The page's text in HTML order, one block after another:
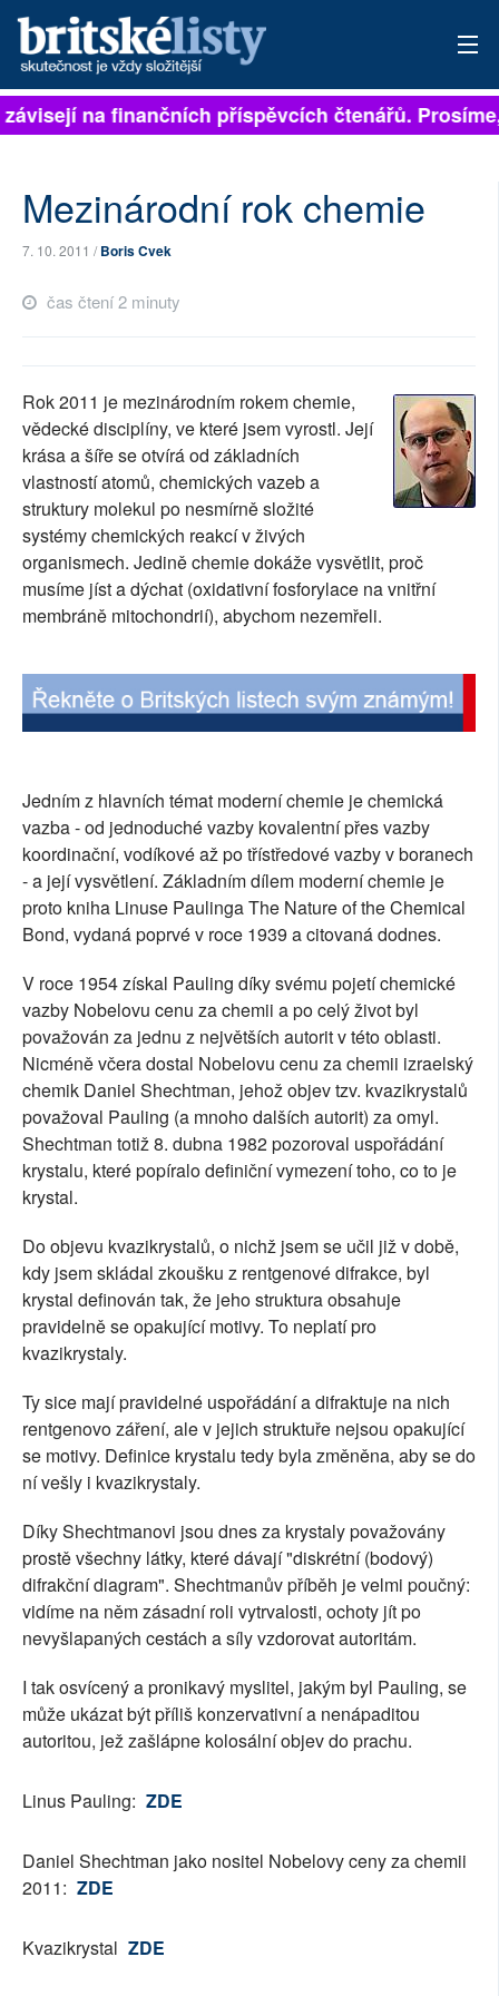
PŘIHLÁSIT
ARCHIV
AUTOŘI
PŘÍSPĚVKY NA PROVOZ
SOCIÁLNÍ SÍTĚ
RUBRIKY
PLNÁ VERZE STRÁNEK
na finančních příspěvcích čtenářů.
Mezinárodní rok chemie
7. 10. 2011 /Boris Cvek
čas čtení 2 minuty
Rok 2011 je mezinárodním rokem chemie,
vědecké disciplíny, ve které jsem vyrostl. Její
krása a šíře se otvírá od základních
vlastností atomů, chemických vazeb a
struktury molekul po nesmírně složité
systémy chemických reakcí v živých
organismech. Jedině chemie dokáže vysvětlit, proč
musíme jíst a dýchat (oxidativní fosforylace na vnitřní
membráně mitochondrií), abychom nezemřeli.
Jedním z hlavních témat moderní chemie je chemická
vazba - od jednoduché vazby kovalentní přes vazby
koordinační, vodíkové až po třístředové vazby v boranech
- a její vysvětlení. Základním dílem moderní chemie je
proto kniha Linuse Paulinga The Nature of the Chemical
Bond, vydaná poprvé v roce 1939 a citovaná dodnes.
V roce 1954 získal Pauling díky svému pojetí chemické
vazby Nobelovu cenu za chemii a po celý život byl
považován za jednu z největších autorit v této oblasti.
Nicméně včera dostal Nobelovu cenu za chemii izraelský
chemik Daniel Shechtman, jehož objev tzv. kvazikrystalů
považoval Pauling (a mnoho dalších autorit) za omyl.
Shechtman totiž 8. dubna 1982 pozoroval uspořádání
krystalu, které popíralo definiční vymezení toho, co to je
krystal.
Do objevu kvazikrystalů, o nichž jsem se učil již v době,
kdy jsem skládal zkoušku z rentgenové difrakce, byl
krystal definován tak, že jeho struktura obsahuje
pravidelně se opakující motivy. To neplatí pro
kvazikrystaly.
Ty sice mají pravidelné uspořádání a difraktuje na nich
rentgenovo záření, ale v jejich struktuře nejsou opakující
se motivy. Definice krystalu tedy byla změněna, aby se do
ní vešly i kvazikrystaly.
Díky Shechtmanovi jsou dnes za krystaly považovány
prostě všechny látky, které dávají "diskrétní (bodový)
difrakční diagram". Shechtmanův příběh je velmi poučný:
vidíme na něm zásadní roli vytrvalosti, ochoty jít po
nevyšlapaných cestách a síly vzdorovat autoritám.
I tak osvícený a pronikavý myslitel, jakým byl Pauling, se
může ukázat být příliš konzervativní a nenápaditou
autoritou, jež zašlápne kolosální objev do prachu.
Linus Pauling: ZDE
Daniel Shechtman jako nositel Nobelovy ceny za chemii
2011: ZDE
Kvazikrystal ZDE